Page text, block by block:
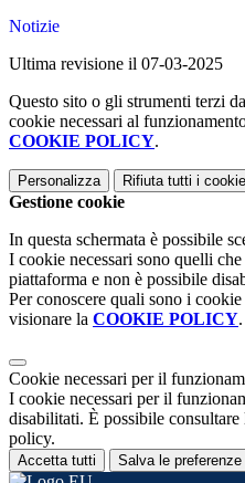
Notizie
Ultima revisione il 07-03-2025
Questo sito o gli strumenti terzi
cookie necessari al
COOKIE POLICY.
Personalizza Rifiuta tutti i
Gestione cookie
In questa schermata è possibile
I cookie necessari sono quelli
piattaforma e non è possibile
Per conoscere quali sono i
visionare la COOKIE POLICY.
Cookie necessari per il
I cookie necessari per il
disabilitati. È possibile
policy.
Accetta tutti Salva le preferenze